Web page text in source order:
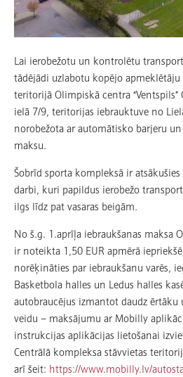
Lai ierobežotu un kontrolētu
tādējādi uzlabotu kopējo
teritorijā Olimpiskā centra
ielā 7/9, teritorijas iebrauktuve no
norobežota ar automātisko barjeru
maksu.
Šobrīd sporta kompleksā ir
darbi, kuri papildus ierobežo
ilgs līdz pat vasaras beigām.
No š.g. 1.aprīļa iebraukšanas maksa
ir noteikta 1,50 EUR apmērā
norēķināties par iebraukšanu varēs,
Basketbola halles un Ledus halles
autobraucējus izmantot daudz
veidu – maksājumu ar Mobilly
instrukcijas aplikācijas lietošanai
Centrālā kompleksa stāvvietas
arī šeit: https://www.mobilly.lv/